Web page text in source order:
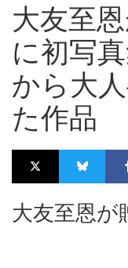
大友至
に初写
から大
た作品
大友至恩が